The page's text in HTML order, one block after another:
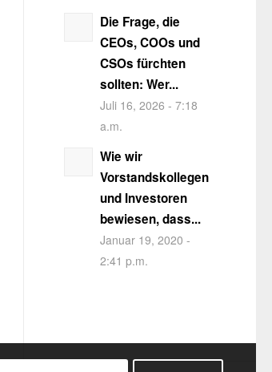
Die Frage, die
CEOs, COOs und
CSOs fürchten
sollten: Wer...
Juli 16, 2026 - 7:18
a.m.
Wie wir
Vorstandskollegen
und Investoren
bewiesen, dass...
Januar 19, 2020 -
2:41 p.m.